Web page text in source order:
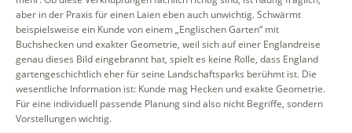
aber in der Praxis für einen Laien eben auch unwichtig. Schwärmt
beispielsweise ein Kunde von einem „Englischen Garten“ mit
Buchshecken und exakter Geometrie, weil sich auf einer Englandreise
genau dieses Bild eingebrannt hat, spielt es keine Rolle, dass England
gartengeschichtlich eher für seine Landschaftsparks berühmt ist. Die
wesentliche Information ist: Kunde mag Hecken und exakte Geometrie.
Für eine individuell passende Planung sind also nicht Begriffe, sondern
Vorstellungen wichtig.